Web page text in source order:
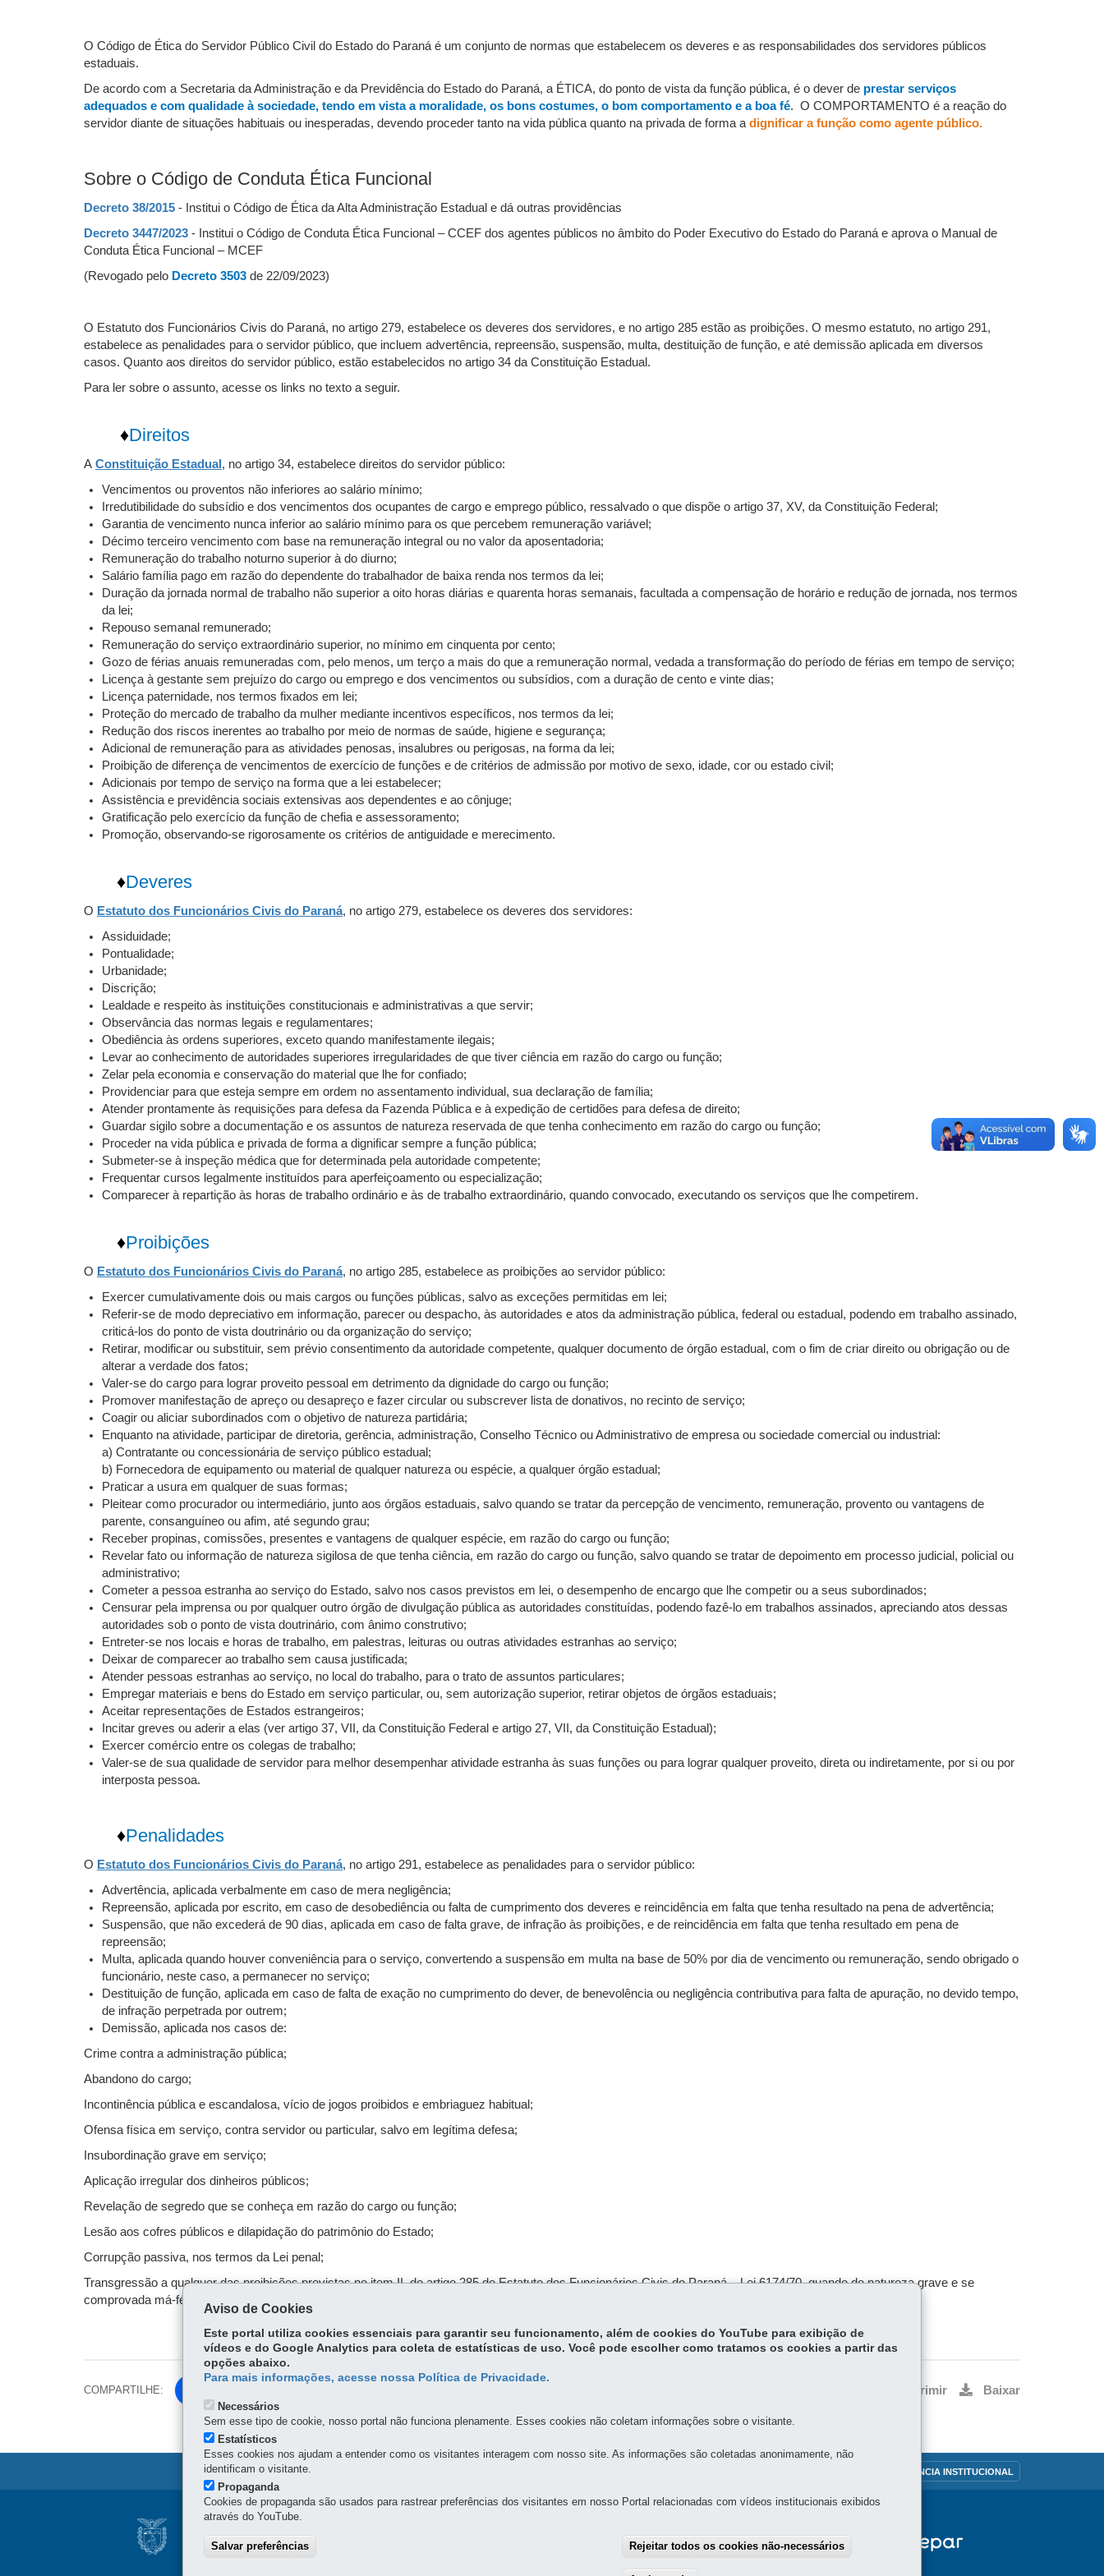
O Código de Ética do Servidor Público Civil do Estado do Paraná é um conjunto de normas que estabelecem os deveres e as responsabilidades dos servidores públicos
estaduais.
De acordo com a Secretaria da Administração e da Previdência do Estado do Paraná, a ÉTICA, do ponto de vista da função pública, é o dever de prestar serviços
adequados e com qualidade à sociedade, tendo em vista a moralidade, os bons costumes, o bom comportamento e a boa fé. O COMPORTAMENTO é a reação do
servidor diante de situações habituais ou inesperadas, devendo proceder tanto na vida pública quanto na privada de forma a dignificar a função como agente público.
Sobre o Código de Conduta Ética Funcional
Decreto 38/2015 - Institui o Código de Ética da Alta Administração Estadual e dá outras providências
Decreto 3447/2023 - Institui o Código de Conduta Ética Funcional – CCEF dos agentes públicos no âmbito do Poder Executivo do Estado do Paraná e aprova o Manual de
Conduta Ética Funcional – MCEF
(Revogado pelo Decreto 3503 de 22/09/2023)
O Estatuto dos Funcionários Civis do Paraná, no artigo 279, estabelece os deveres dos servidores, e no artigo 285 estão as proibições. O mesmo estatuto, no artigo 291,
estabelece as penalidades para o servidor público, que incluem advertência, repreensão, suspensão, multa, destituição de função, e até demissão aplicada em diversos
casos. Quanto aos direitos do servidor público, estão estabelecidos no artigo 34 da Constituição Estadual.
Para ler sobre o assunto, acesse os links no texto a seguir.
♦Direitos
A Constituição Estadual , no artigo 34, estabelece direitos do servidor público:
Vencimentos ou proventos não inferiores ao salário mínimo;
Irredutibilidade do subsídio e dos vencimentos dos ocupantes de cargo e emprego público, ressalvado o que dispõe o artigo 37, XV, da Constituição Federal;
Garantia de vencimento nunca inferior ao salário mínimo para os que percebem remuneração variável;
Décimo terceiro vencimento com base na remuneração integral ou no valor da aposentadoria;
Remuneração do trabalho noturno superior à do diurno;
Salário família pago em razão do dependente do trabalhador de baixa renda nos termos da lei;
Duração da jornada normal de trabalho não superior a oito horas diárias e quarenta horas semanais, facultada a compensação de horário e redução de jornada, nos termos
da lei;
Repouso semanal remunerado;
Remuneração do serviço extraordinário superior, no mínimo em cinquenta por cento;
Gozo de férias anuais remuneradas com, pelo menos, um terço a mais do que a remuneração normal, vedada a transformação do período de férias em tempo de serviço;
Licença à gestante sem prejuízo do cargo ou emprego e dos vencimentos ou subsídios, com a duração de cento e vinte dias;
Licença paternidade, nos termos fixados em lei;
Proteção do mercado de trabalho da mulher mediante incentivos específicos, nos termos da lei;
Redução dos riscos inerentes ao trabalho por meio de normas de saúde, higiene e segurança;
Adicional de remuneração para as atividades penosas, insalubres ou perigosas, na forma da lei;
Proibição de diferença de vencimentos de exercício de funções e de critérios de admissão por motivo de sexo, idade, cor ou estado civil;
Adicionais por tempo de serviço na forma que a lei estabelecer;
Assistência e previdência sociais extensivas aos dependentes e ao cônjuge;
Gratificação pelo exercício da função de chefia e assessoramento;
Promoção, observando-se rigorosamente os critérios de antiguidade e merecimento.
♦Deveres
O Estatuto dos Funcionários Civis do Paraná, no artigo 279, estabelece os deveres dos servidores:
Assiduidade;
Pontualidade;
Urbanidade;
Discrição;
Lealdade e respeito às instituições constitucionais e administrativas a que servir;
Observância das normas legais e regulamentares;
Obediência às ordens superiores, exceto quando manifestamente ilegais;
Levar ao conhecimento de autoridades superiores irregularidades de que tiver ciência em razão do cargo ou função;
Zelar pela economia e conservação do material que lhe for confiado;
Providenciar para que esteja sempre em ordem no assentamento individual, sua declaração de família;
Atender prontamente às requisições para defesa da Fazenda Pública e à expedição de certidões para defesa de direito;
Guardar sigilo sobre a documentação e os assuntos de natureza reservada de que tenha conhecimento em razão do cargo ou função;
Proceder na vida pública e privada de forma a dignificar sempre a função pública;
Submeter-se à inspeção médica que for determinada pela autoridade competente;
Frequentar cursos legalmente instituídos para aperfeiçoamento ou especialização;
Comparecer à repartição às horas de trabalho ordinário e às de trabalho extraordinário, quando convocado, executando os serviços que lhe competirem.
♦Proibições
O Estatuto dos Funcionários Civis do Paraná, no artigo 285, estabelece as proibições ao servidor público:
Exercer cumulativamente dois ou mais cargos ou funções públicas, salvo as exceções permitidas em lei;
Referir-se de modo depreciativo em informação, parecer ou despacho, às autoridades e atos da administração pública, federal ou estadual, podendo em trabalho assinado,
criticá-los do ponto de vista doutrinário ou da organização do serviço;
Retirar, modificar ou substituir, sem prévio consentimento da autoridade competente, qualquer documento de órgão estadual, com o fim de criar direito ou obrigação ou de
alterar a verdade dos fatos;
Valer-se do cargo para lograr proveito pessoal em detrimento da dignidade do cargo ou função;
Promover manifestação de apreço ou desapreço e fazer circular ou subscrever lista de donativos, no recinto de serviço;
Coagir ou aliciar subordinados com o objetivo de natureza partidária;
Enquanto na atividade, participar de diretoria, gerência, administração, Conselho Técnico ou Administrativo de empresa ou sociedade comercial ou industrial:
a) Contratante ou concessionária de serviço público estadual;
b) Fornecedora de equipamento ou material de qualquer natureza ou espécie, a qualquer órgão estadual;
Praticar a usura em qualquer de suas formas;
Pleitear como procurador ou intermediário, junto aos órgãos estaduais, salvo quando se tratar da percepção de vencimento, remuneração, provento ou vantagens de
parente, consanguíneo ou afim, até segundo grau;
Receber propinas, comissões, presentes e vantagens de qualquer espécie, em razão do cargo ou função;
Revelar fato ou informação de natureza sigilosa de que tenha ciência, em razão do cargo ou função, salvo quando se tratar de depoimento em processo judicial, policial ou
administrativo;
Cometer a pessoa estranha ao serviço do Estado, salvo nos casos previstos em lei, o desempenho de encargo que lhe competir ou a seus subordinados;
Censurar pela imprensa ou por qualquer outro órgão de divulgação pública as autoridades constituídas, podendo fazê-lo em trabalhos assinados, apreciando atos dessas
autoridades sob o ponto de vista doutrinário, com ânimo construtivo;
Entreter-se nos locais e horas de trabalho, em palestras, leituras ou outras atividades estranhas ao serviço;
Deixar de comparecer ao trabalho sem causa justificada;
Atender pessoas estranhas ao serviço, no local do trabalho, para o trato de assuntos particulares;
Empregar materiais e bens do Estado em serviço particular, ou, sem autorização superior, retirar objetos de órgãos estaduais;
Aceitar representações de Estados estrangeiros;
Incitar greves ou aderir a elas (ver artigo 37, VII, da Constituição Federal e artigo 27, VII, da Constituição Estadual);
Exercer comércio entre os colegas de trabalho;
Valer-se de sua qualidade de servidor para melhor desempenhar atividade estranha às suas funções ou para lograr qualquer proveito, direta ou indiretamente, por si ou por
interposta pessoa.
♦Penalidades
O Estatuto dos Funcionários Civis do Paraná, no artigo 291, estabelece as penalidades para o servidor público:
Advertência, aplicada verbalmente em caso de mera negligência;
Repreensão, aplicada por escrito, em caso de desobediência ou falta de cumprimento dos deveres e reincidência em falta que tenha resultado na pena de advertência;
Suspensão, que não excederá de 90 dias, aplicada em caso de falta grave, de infração às proibições, e de reincidência em falta que tenha resultado em pena de
repreensão;
Multa, aplicada quando houver conveniência para o serviço, convertendo a suspensão em multa na base de 50% por dia de vencimento ou remuneração, sendo obrigado o
funcionário, neste caso, a permanecer no serviço;
Destituição de função, aplicada em caso de falta de exação no cumprimento do dever, de benevolência ou negligência contributiva para falta de apuração, no devido tempo,
de infração perpetrada por outrem;
Demissão, aplicada nos casos de:
Crime contra a administração pública;
Abandono do cargo;
Incontinência pública e escandalosa, vício de jogos proibidos e embriaguez habitual;
Ofensa física em serviço, contra servidor ou particular, salvo em legítima defesa;
Insubordinação grave em serviço;
Aplicação irregular dos dinheiros públicos;
Revelação de segredo que se conheça em razão do cargo ou função;
Lesão aos cofres públicos e dilapidação do patrimônio do Estado;
Corrupção passiva, nos termos da Lei penal;
Transgressão a qualquer das proibições previstas no item II, do artigo 285 do Estatuto dos Funcionários Civis do Paraná – Lei 6174/70, quando de natureza grave e se
comprovada má-fé.
COMPARTILHE:
ce
bo
ok
nk
ed
In
Tw
itt
er
Imprimir Baixar
TRANSPARÊNCIA INSTITUCIONAL
Navegação
Principal
INSTITUTO PARANAENSE DE DESENVOLVIMENTO ECONÔMICO E SOCIAL
Aviso de Cookies
Este portal utiliza cookies essenciais para garantir seu funcionamento, além de cookies do YouTube para exibição de
vídeos e do Google Analytics para coleta de estatísticas de uso. Você pode escolher como tratamos os cookies a partir das
opções abaixo.
Para mais informações, acesse nossa Política de Privacidade.
Necessários
Sem esse tipo de cookie, nosso portal não funciona plenamente. Esses cookies não coletam informações sobre o visitante.
Estatísticos
Esses cookies nos ajudam a entender como os visitantes interagem com nosso site. As informações são coletadas anonimamente, não
identificam o visitante.
Propaganda
Cookies de propaganda são usados para rastrear preferências dos visitantes em nosso Portal relacionadas com vídeos institucionais exibidos
através do YouTube.
Salvar preferências Rejeitar todos os cookies não-necessários